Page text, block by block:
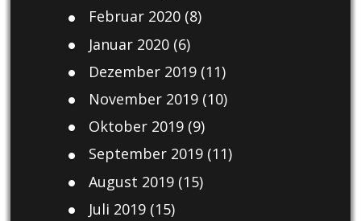
Februar 2020(8)
Januar 2020(6)
Dezember 2019(11)
November 2019(10)
Oktober 2019(9)
September 2019(11)
August 2019(15)
Juli 2019(15)